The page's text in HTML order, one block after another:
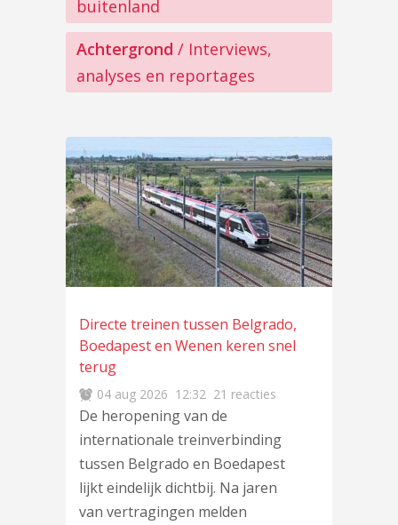
buitenland
Achtergrond / Interviews,
analyses en reportages
Directe treinen tussen Belgrado,
Boedapest en Wenen keren snel
terug
04 aug 2026 12:32 21 reacties
De heropening van de
internationale treinverbinding
tussen Belgrado en Boedapest
lijkt eindelijk dichtbij. Na jaren
van vertragingen melden